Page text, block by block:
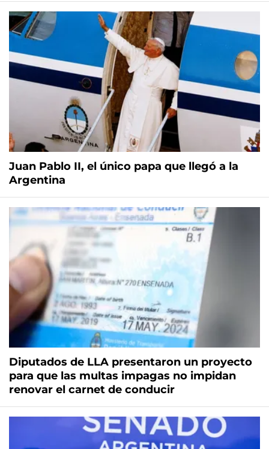
Juan Pablo II, el único papa que llegó a la
Argentina
Diputados de LLA presentaron un proyecto
para que las multas impagas no impidan
renovar el carnet de conducir